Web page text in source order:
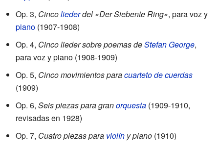
Op. 3, Cincoliederdel «Der Siebente Ring», para voz y
piano (1907-1908)
Op. 4, Cinco lieder sobre poemas deStefan George,
para voz y piano (1908-1909)
Op. 5, Cinco movimientos paracuarteto de cuerdas
(1909)
Op. 6, Seis piezas para granorquesta (1909-1910,
revisadas en 1928)
Op. 7, Cuatro piezas para violín y piano (1910)